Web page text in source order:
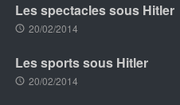
Les spectacles sous Hitler
20/02/2014
Les sports sous Hitler
20/02/2014